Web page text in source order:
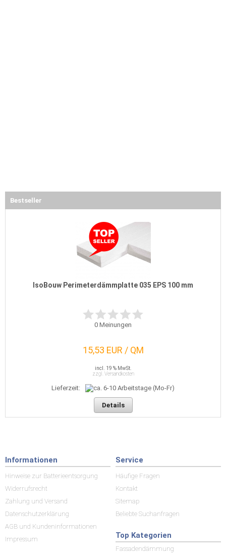
Bestseller
IsoBouw Perimeterdämmplatte 035 EPS 100 mm
0 Meinungen
15,53 EUR / QM
incl. 19 % MwSt.
zzgl. Versandkosten
Lieferzeit:
Details
Informationen
Hinweise zur Batterieentsorgung
Widerrufsrecht
Zahlung und Versand
Datenschutzerklärung
AGB und Kundeninformationen
Impressum
Service
Häufige Fragen
Kontakt
Sitemap
Beliebte Suchanfragen
Top Kategorien
Fassadendämmung